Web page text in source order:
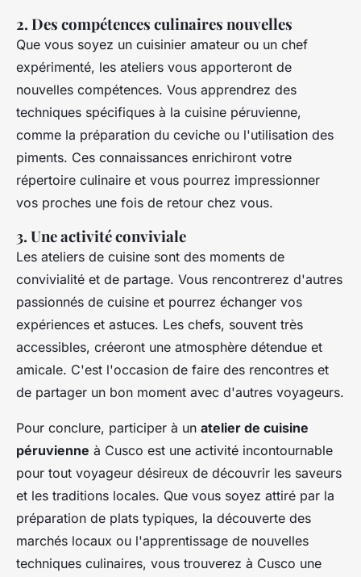
2. Des compétences culinaires nouvelles
Que vous soyez un cuisinier amateur ou un chef
expérimenté, les ateliers vous apporteront de
nouvelles compétences. Vous apprendrez des
techniques spécifiques à la cuisine péruvienne,
comme la préparation du ceviche ou l'utilisation des
piments. Ces connaissances enrichiront votre
répertoire culinaire et vous pourrez impressionner
vos proches une fois de retour chez vous.
3. Une activité conviviale
Les ateliers de cuisine sont des moments de
convivialité et de partage. Vous rencontrerez d'autres
passionnés de cuisine et pourrez échanger vos
expériences et astuces. Les chefs, souvent très
accessibles, créeront une atmosphère détendue et
amicale. C'est l'occasion de faire des rencontres et
de partager un bon moment avec d'autres voyageurs.
Pour conclure, participer à un atelier de cuisine
péruvienne à Cusco est une activité incontournable
pour tout voyageur désireux de découvrir les saveurs
et les traditions locales. Que vous soyez attiré par la
préparation de plats typiques, la découverte des
marchés locaux ou l'apprentissage de nouvelles
techniques culinaires, vous trouverez à Cusco une